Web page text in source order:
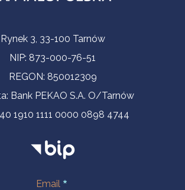
Rynek 3, 33-100 Tarnów
NIP: 873-000-76-51
REGON: 850012309
Bank PEKAO S.A. O/Tarnów
1910 1111 0000 0898 4744
Email